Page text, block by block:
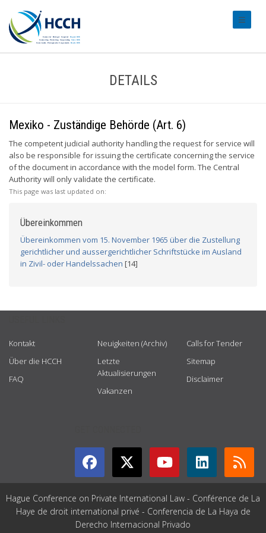
DETAILS
Mexiko - Zuständige Behörde (Art. 6)
The competent judicial authority handling the request for service will
also be responsible for issuing the certificate concerning the service
of the document in accordance with the model form. The Central
Authority will only validate the certificate.
This page was last updated on:
Übereinkommen
Übereinkommen vom 15. November 1965 über die Zustellung
gerichtlicher und aussergerichtlicher Schriftstücke im Ausland
in Zivil- oder Handelssachen [14]
Kontakt
Über die HCCH
FAQ
Neuigkeiten (Archiv)
Letzte
Aktualisierungen
Vakanzen
Calls for Tender
Sitemap
Disclaimer
Hague Conference on Private International Law - Conférence de La
Haye de droit international privé - Conferencia de La Haya de
Derecho Internacional Privado